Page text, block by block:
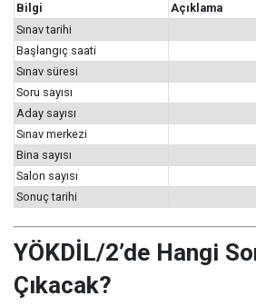
Bilgi
Açıklama
Sınav tarihi
Başlangıç saati
Sınav süresi
Soru sayısı
Aday sayısı
Sınav merkezi
Bina sayısı
Salon sayısı
Sonuç tarihi
YÖKDİL/2’de Hangi
Çıkacak?